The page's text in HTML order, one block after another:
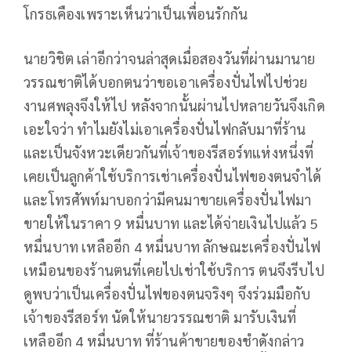
โกรธเคืองเพราะเห็นว่าเป็นเพื่อนรักกัน
นายวิชิต เล่าอีกว่าจนล่าสุดเมื่อสองวันที่ผ่านมานาย
วรรณชาติได้บอกตนว่าขอเอาเครื่องปั่นไฟไปช่วย
งานศพลุงจึงให้ไป หลังจากนั้นผ่านไปหลายวันจึงเกิด
เอะใจว่า ทำไมยังไม่เอาเครื่องปั่นไฟกลับมาที่ร้าน
และเป็นจังหวะเดียวกันที่เจ้าของรีสอร์ทแห่งหนึ่งที่
เคยเป็นลูกค้าใช้บริการเช่าเครื่องปั่นไฟของตนจำได้
และโทรศัพท์มาบอกว่ามีคนมาขายเครื่องปั่นไฟมา
ขายให้ในราคา 9 หมื่นบาท และได้จ่ายเงินไปแล้ว 5
หมื่นบาท เหลืออีก 4 หมื่นบาท ลักษณะเครื่องปั่นไฟ
เหมือนของร้านตนที่เคยไปเช่าใช้บริการ ตนจึงรีบไป
ดูพบว่าเป็นเครื่องปั่นไฟของตนจริงๆ จึงร่วมมือกับ
เจ้าของรีสอร์ท นัดให้นายวรรณชาติ มารับเงินที่
เหลืออีก 4 หมื่นบาท ที่ร้านค้าขายของชำดังกล่าว